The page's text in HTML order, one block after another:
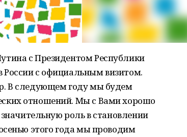
с Президентом Республики
с официальным визитом.
В следующем году мы будем
отношений. Мы с Вами хорошо
роль в становлении
этого года мы проводим